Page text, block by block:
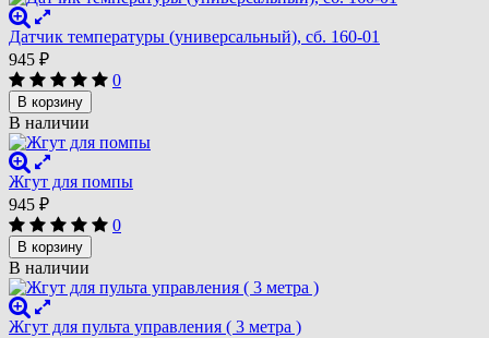
Датчик температуры (универсальный), сб. 160-01
945 ₽
0
В корзину
В наличии
Жгут для помпы
945 ₽
0
В корзину
В наличии
Жгут для пульта управления ( 3 метра )